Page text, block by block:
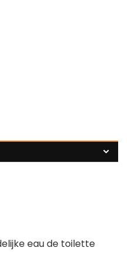
eau de toilette